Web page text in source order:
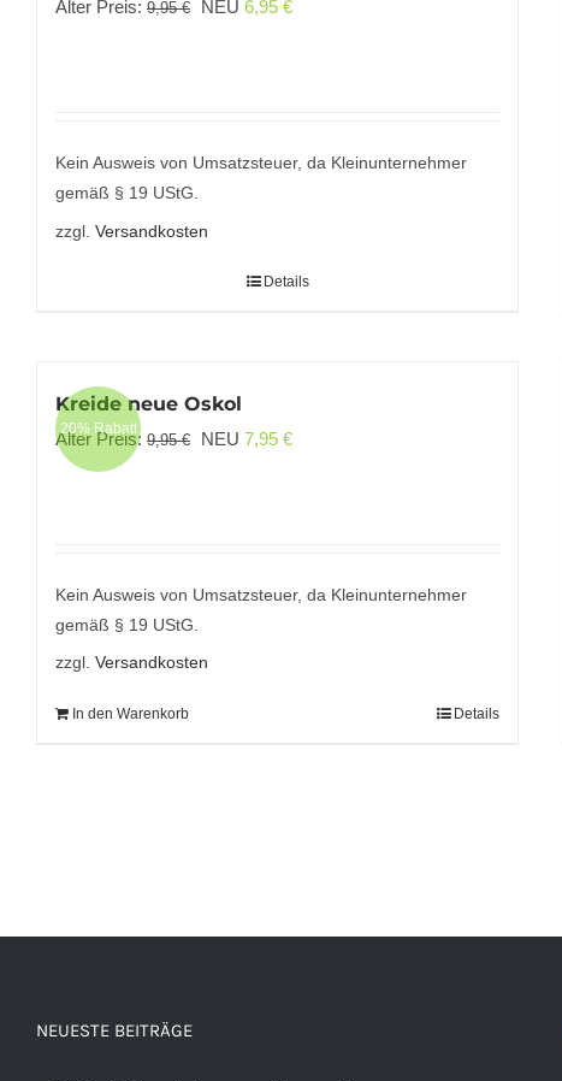
Alter Preis: 9,95€
Ursprünglicher
NEU 6,95 €Aktueller
Kein Ausweis von Umsatzsteuer, da Kleinunternehmer
gemäß § 19 UStG.
zzgl. Versandkosten
Details
20% Rabatt
Kreide neue Oskol
Alter Preis: 9,95€
Ursprünglicher
NEU 7,95 €Aktueller
Kein Ausweis von Umsatzsteuer, da Kleinunternehmer
gemäß § 19 UStG.
zzgl. Versandkosten
In den Warenkorb Details
NEUESTE BEITRÄGE